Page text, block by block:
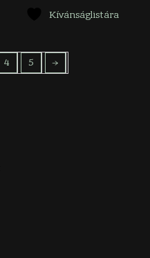
Kívánságlistára
4 5 →